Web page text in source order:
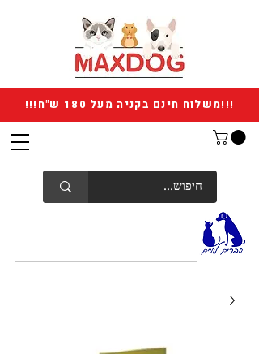
!!!משלוח חינם בקניה מעל 180 ש"ח!!!